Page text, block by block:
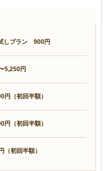
しプラン 900円
5,250円
（初回半額）
（初回半額）
初回半額）